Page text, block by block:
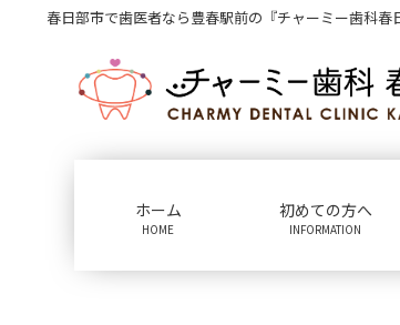
春日部市で歯医者なら豊春駅前の『チャーミー歯科春
ホーム
HOME
初めての方へ
INFORMATION